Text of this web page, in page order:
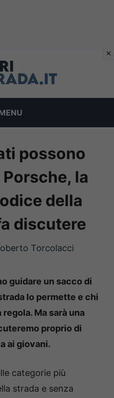
possono
la
della
discutere
Torcolacci
guidare un sacco di
lo permette e chi
Ma sarà una
proprio di
ai giovani.
categorie più
strada e senza